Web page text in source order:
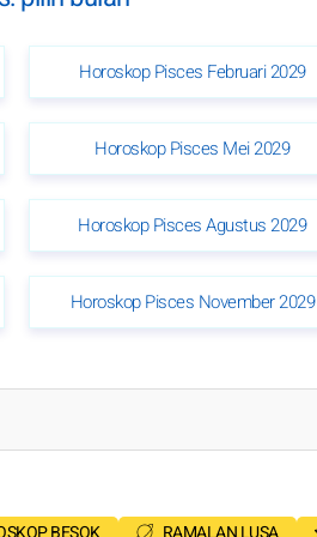
Horoskop Pisces Februari 2029
Horoskop Pisces Mei 2029
Horoskop Pisces Agustus 2029
Horoskop Pisces November 2029